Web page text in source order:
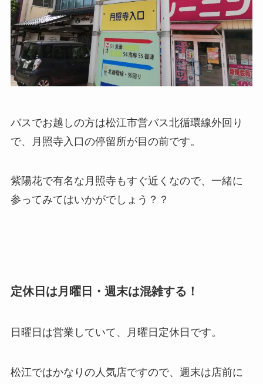
バスでお越しの方は松江市営バス北循環線外回り
で、月照寺入口の停留所が目の前です。
紫陽花で有名な月照寺もすぐ近くなので、一緒に
参ってみてはいかがでしょう？？
定休日は月曜日・週末は混雑する！
日曜日は営業していて、月曜日定休日です。
松江ではかなりの人気店ですので、週末は店前に